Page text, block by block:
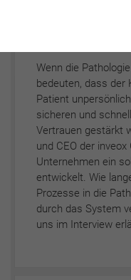
Wenn die
bedeuten, dass der
Patient
sicheren und
Vertrauen gestärkt
und CEO der
Unternehmen ein
entwickelt. Wie
Prozesse in die
durch das System
uns im Interview